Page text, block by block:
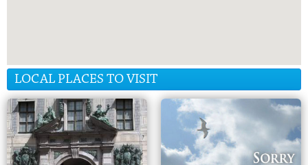
LOCAL PLACES TO VISIT